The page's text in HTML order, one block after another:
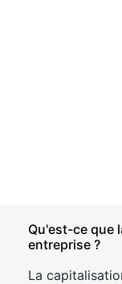
Qu'est-ce que
entreprise ?
La